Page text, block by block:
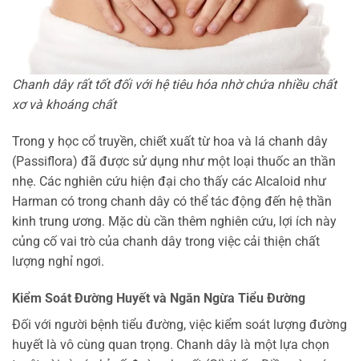
Chanh dây rất tốt đối với hệ tiêu hóa nhờ chứa nhiều chất
xơ và khoáng chất
Trong y học cổ truyền, chiết xuất từ hoa và lá chanh dây
(Passiflora) đã được sử dụng như một loại thuốc an thần
nhẹ. Các nghiên cứu hiện đại cho thấy các Alcaloid như
Harman có trong chanh dây có thể tác động đến hệ thần
kinh trung ương. Mặc dù cần thêm nghiên cứu, lợi ích này
củng cố vai trò của chanh dây trong việc cải thiện chất
lượng nghỉ ngơi.
Kiểm Soát Đường Huyết và Ngăn Ngừa Tiểu Đường
Đối với người bệnh tiểu đường, việc kiểm soát lượng đường
huyết là vô cùng quan trọng. Chanh dây là một lựa chọn